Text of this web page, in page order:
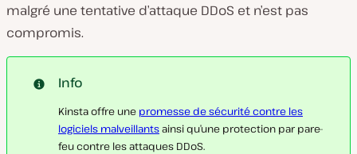
malgré une tentative d’attaque DDoS et n’est pas
compromis.
Info
Kinsta offre une promesse de sécurité contre les
logiciels malveillantsainsi qu’une protection par pare-
feu contre les attaques DDoS.